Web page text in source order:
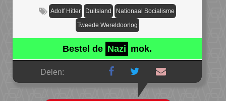
Adolf Hitler Duitsland Nationaal Socialisme
Tweede Wereldoorlog
Bestel de Nazi mok.
Delen: